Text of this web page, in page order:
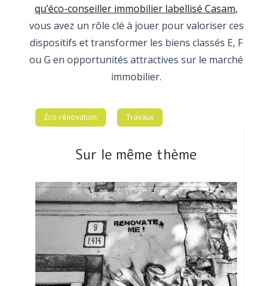
qu’éco-conseiller immobilier labellisé Casam,
vous avez un rôle clé à jouer pour valoriser ces
dispositifs et transformer les biens classés E, F
ou G en opportunités attractives sur le marché
immobilier.
Éco-rénovation Travaux
Sur le même thème